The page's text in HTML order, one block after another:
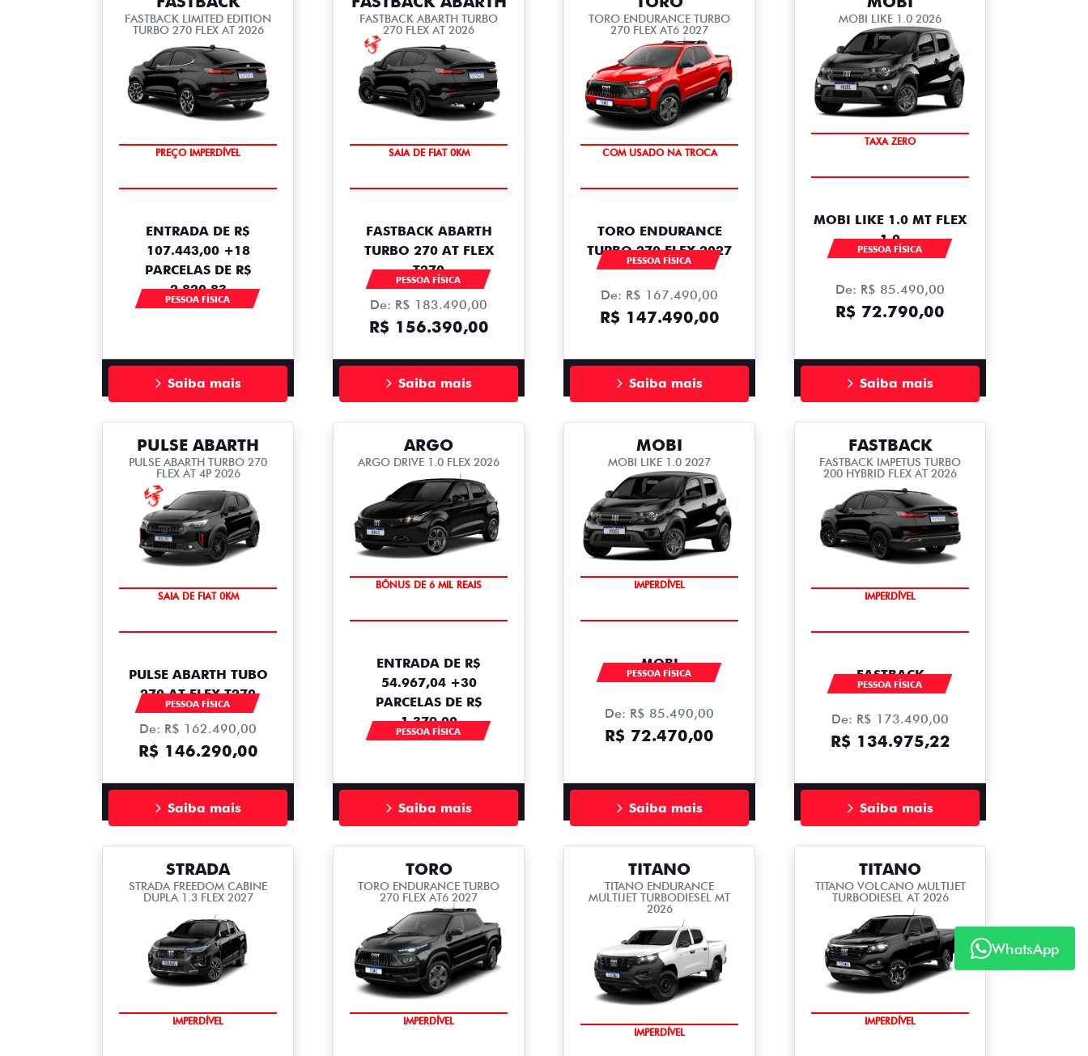
FASTBACK LIMITED EDITION
TURBO 270 FLEX AT 2026
ENTRADA DE R$
107.443,00 +18
PARCELAS DE R$
2.820,83
PESSOA FÍSICA
Saiba mais
FASTBACK ABARTH TURBO
270 FLEX AT 2026
FASTBACK ABARTH
TURBO 270 AT FLEX
T270
PESSOA FÍSICA
De: R$ 183.490,00
R$ 156.390,00
Saiba mais
TORO ENDURANCE TURBO
270 FLEX AT6 2027
OPORTUNIDADE
COM USADO NA TROCA
TORO ENDURANCE
TURBO 270 FLEX 2027
PESSOA FÍSICA
De: R$ 167.490,00
R$ 147.490,00
Saiba mais
MOBI LIKE 1.0 2026
PREÇO IMPERDÍVEL
TAXA ZERO
MOBI LIKE 1.0 MT FLEX
1.0
PESSOA FÍSICA
De: R$ 85.490,00
R$ 72.790,00
Saiba mais
PULSE ABARTH
PULSE ABARTH TURBO 270
FLEX AT 4P 2026
SAIA DE FIAT 0KM
PULSE ABARTH TUBO
270 AT FLEX T270
PESSOA FÍSICA
De: R$ 162.490,00
R$ 146.290,00
Saiba mais
ARGO
ARGO DRIVE 1.0 FLEX 2026
BÔNUS DE 6 MIL REAIS
TAXA ZERO
ENTRADA DE R$
54.967,04 +30
PARCELAS DE R$
1.379,00
PESSOA FÍSICA
Saiba mais
MOBI
MOBI LIKE 1.0 2027
IMPERDÍVEL
MOBI
PESSOA FÍSICA
De: R$ 85.490,00
R$ 72.470,00
Saiba mais
FASTBACK
FASTBACK IMPETUS TURBO
200 HYBRID FLEX AT 2026
IMPERDÍVEL
FASTBACK
PESSOA FÍSICA
De: R$ 173.490,00
R$ 134.975,22
Saiba mais
STRADA
STRADA FREEDOM CABINE
DUPLA 1.3 FLEX 2027
IMPERDÍVEL
TORO
TORO ENDURANCE TURBO
270 FLEX AT6 2027
IMPERDÍVEL
TITANO
TITANO ENDURANCE
MULTIJET TURBODIESEL MT
2026
IMPERDÍVEL
TITANO
TITANO VOLCANO MULTIJET
TURBODIESEL AT 2026
IMPERDÍVEL
WhatsApp